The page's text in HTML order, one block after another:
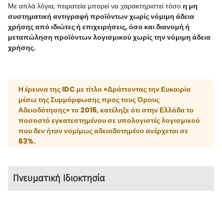
Με απλά λόγια, πειρατεία μπορεί να χαρακτηριστεί τόσο η μη
συστηματική αντιγραφή προϊόντων χωρίς νόμιμη άδεια
χρήσης από ιδιώτες ή επιχειρήσεις, όσο και διανομή ή
μεταπώληση προϊόντων λογισμικού χωρίς την νόμιμη άδεια
χρήσης.
Η έρευνα της IDC με τίτλο «Δράττοντας την Ευκαιρία
μέσω της Συμμόρφωσης προς τους Όρους
Αδειοδότησης» το 2016, κατέληξε ότι στην Ελλάδα το
ποσοστό εγκατεστημένου σε υπολογιστές λογισμικού
που δεν ήταν νομίμως αδειοδοτημένο ανέρχεται σε
63%.
Πνευματική Ιδιοκτησία